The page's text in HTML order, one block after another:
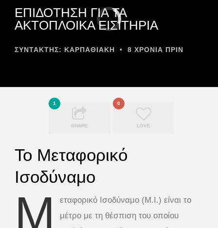
ΕΠΙΔΟΤΗΣΗ ΓΙΑ ΤΑ
ΑΚΤΟΠΛΟΙΚΑ ΕΙΣΙΤΗΡΙΑ
ΣΥΝΤΆΚΤΗΣ: ΚΑΡΠΑΘΙΑΚΗ • 8 ΧΡΌΝΙΑ ΠΡΙΝ
1
SHARE
0
LOVE
To Mεταφορικό
Ισοδύναμο
Μ
εταφορικό Ισοδύναμο (M.I.) είναι το
μέτρο με τη θέσπιση του οποίου